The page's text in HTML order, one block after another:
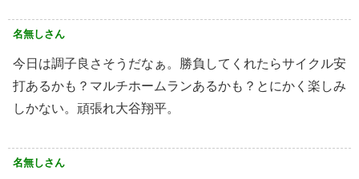
名無しさん
今日は調子良さそうだなぁ。勝負してくれたらサイクル安
打あるかも？マルチホームランあるかも？とにかく楽しみ
しかない。頑張れ大谷翔平。
名無しさん